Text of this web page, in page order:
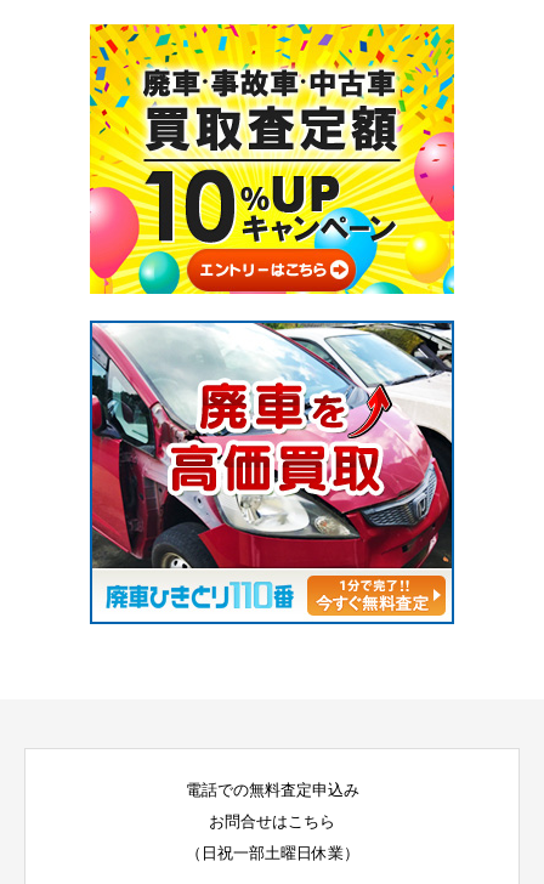
電話での無料査定申込み
お問合せはこちら
（日祝一部土曜日休業）